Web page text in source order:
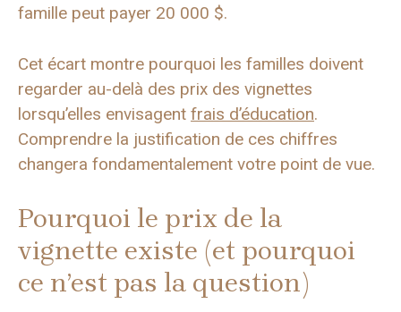
famille peut payer 20 000 $.
Cet écart montre pourquoi les familles doivent
regarder au-delà des prix des vignettes
lorsqu’elles envisagent frais d’éducation.
Comprendre la justification de ces chiffres
changera fondamentalement votre point de vue.
Pourquoi le prix de la
vignette existe (et pourquoi
ce n’est pas la question)